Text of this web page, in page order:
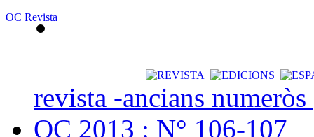
OC Revista
revista -ancians
OC 2013 : N° 106-107